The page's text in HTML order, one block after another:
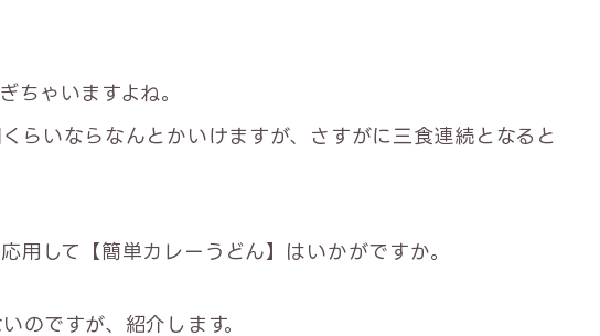
ちゃいますよね。
らいならなんとかいけますが、さすがに三食連続となると
用して【簡単カレーうどん】はいかがですか。
のですが、紹介します。